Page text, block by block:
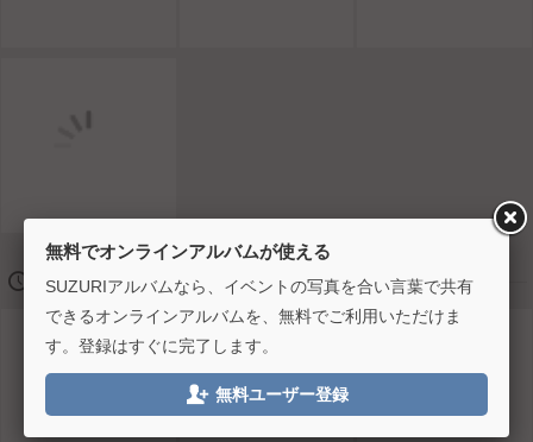
🕔 2025/02/19 11:00
無料でオンラインアルバムが使える
SUZURIアルバムなら、イベントの写真を合い言葉で共有
できるオンラインアルバムを、無料でご利用いただけま
す。登録はすぐに完了します。
 無料ユーザー登録